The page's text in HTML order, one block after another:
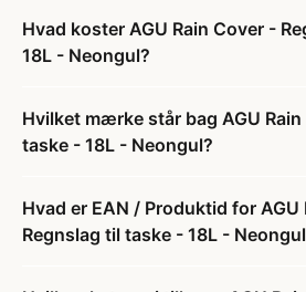
Hvad koster AGU Rain Cover -
18L - Neongul?
Hvilket mærke står bag AGU
taske - 18L - Neongul?
Hvad er EAN / Produktid for AGU
Regnslag til taske - 18L -